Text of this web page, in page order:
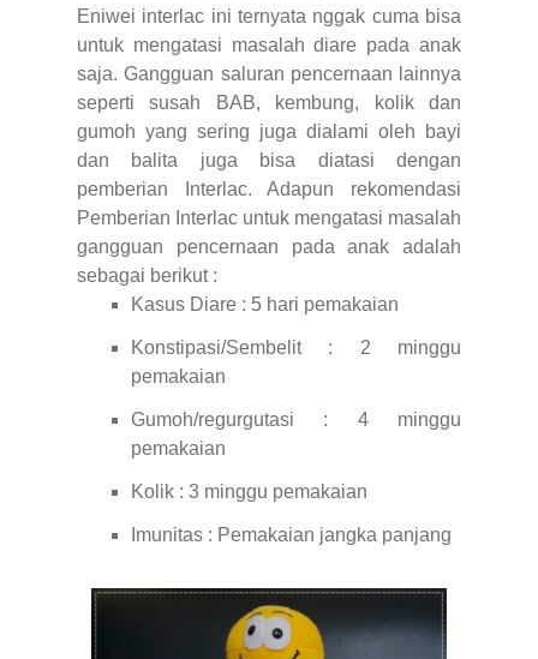
Eniwei interlac ini ternyata nggak cuma bisa
untuk mengatasi masalah diare pada anak
saja. Gangguan saluran pencernaan lainnya
seperti susah BAB, kembung, kolik dan
gumoh yang sering juga dialami oleh bayi
dan balita juga bisa diatasi dengan
pemberian Interlac. Adapun rekomendasi
Pemberian Interlac untuk mengatasi masalah
gangguan pencernaan pada anak adalah
sebagai berikut :
Kasus Diare : 5 hari pemakaian
Konstipasi/Sembelit : 2 minggu
pemakaian
Gumoh/regurgutasi : 4 minggu
pemakaian
Kolik : 3 minggu pemakaian
Imunitas : Pemakaian jangka panjang